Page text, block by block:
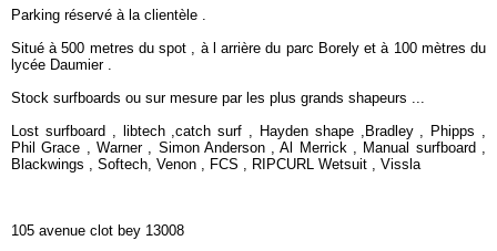
Parking réservé à la clientèle .
Situé à 500 metres du spot , à l arrière du parc Borely et à 100 mètres du
lycée Daumier .
Stock surfboards ou sur mesure par les plus grands shapeurs ...
Lost surfboard , libtech ,catch surf , Hayden shape ,Bradley , Phipps ,
Phil Grace , Warner , Simon Anderson , Al Merrick , Manual surfboard ,
Blackwings , Softech, Venon , FCS , RIPCURL Wetsuit , Vissla
105 avenue clot bey 13008